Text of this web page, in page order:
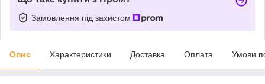
Замовлення під захистом
Опис Характеристики Доставка Оплата Умови